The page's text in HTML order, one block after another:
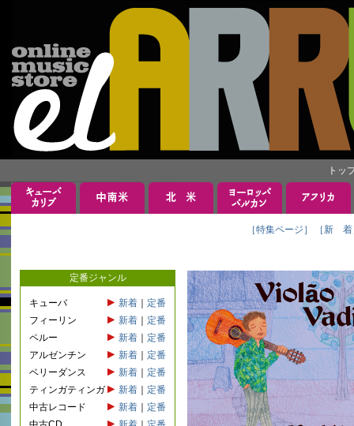
トッ
［特集ページ］ ［新 着
定番ジャンル
キューバ 新着
定番
フィーリン
新着
定番
ペルー
新着
定番
アルゼンチン
新着
定番
ベリーダンス
新着
定番
ティンガティンガ
新着
定番
中古レコード
新着
定番